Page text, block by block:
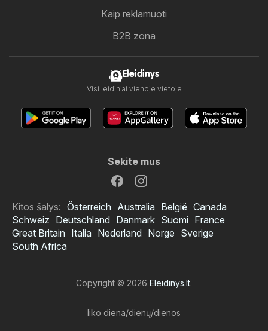
Kaip reklamuoti
B2B zona
Eleidinys
Visi leidiniai vienoje vietoje
Sekite mus
Kitos šalys: Österreich Australia België Canada
Schweiz Deutschland Danmark Suomi France
Great Britain Italia Nederland Norge Sverige
South Africa
Copyright © 2026 Eleidinys.lt.
liko diena/dienų/dienos